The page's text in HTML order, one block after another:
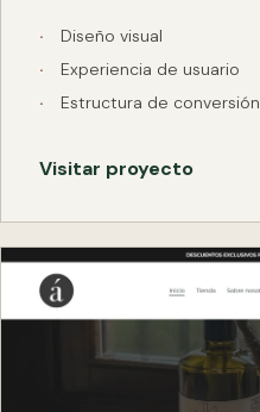
Diseño visual
Experiencia de usuario
Estructura de conversión
Visitar proyecto